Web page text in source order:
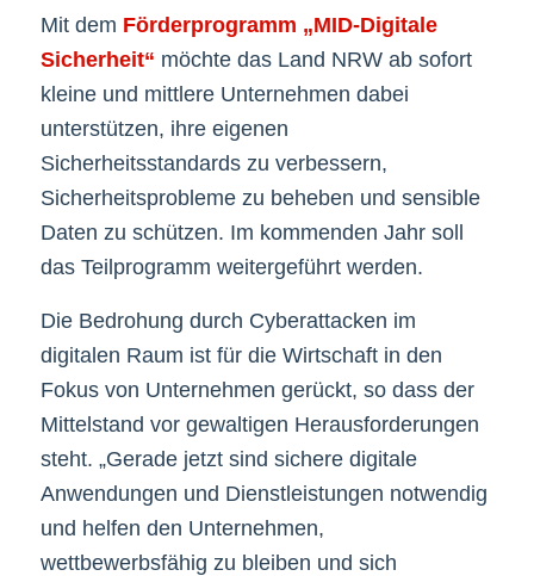
Mit dem Förderprogramm „MID-Digitale
Sicherheit“ möchte das Land NRW ab sofort
kleine und mittlere Unternehmen dabei
unterstützen, ihre eigenen
Sicherheitsstandards zu verbessern,
Sicherheitsprobleme zu beheben und sensible
Daten zu schützen. Im kommenden Jahr soll
das Teilprogramm weitergeführt werden.
Die Bedrohung durch Cyberattacken im
digitalen Raum ist für die Wirtschaft in den
Fokus von Unternehmen gerückt, so dass der
Mittelstand vor gewaltigen Herausforderungen
steht. „Gerade jetzt sind sichere digitale
Anwendungen und Dienstleistungen notwendig
und helfen den Unternehmen,
wettbewerbsfähig zu bleiben und sich